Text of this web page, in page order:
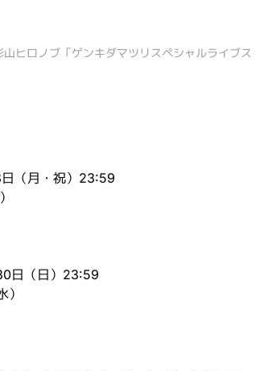
ヒロノブ「ゲンキダマツリスペシャルライブス
（月・祝）23:59
日（日）23:59